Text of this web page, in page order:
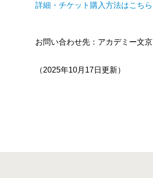
詳細・チケット購入方法はこちら
お問い合わせ先：アカデミー文京
（2025年10月17日 更新）